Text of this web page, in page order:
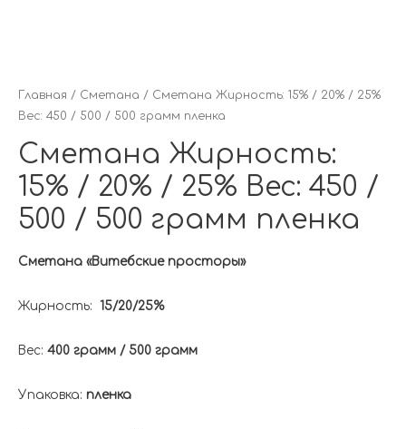
Главная / Сметана / Сметана Жирность: 15% / 20% / 25%
Вес: 450 / 500 / 500 грамм пленка
Сметана Жирность:
15% / 20% / 25% Вес: 450 /
500 / 500 грамм пленка
Сметана «Витебские просторы»
Жирность: 15/20/25%
Вес: 400 грамм / 500 грамм
Упаковка: пленка